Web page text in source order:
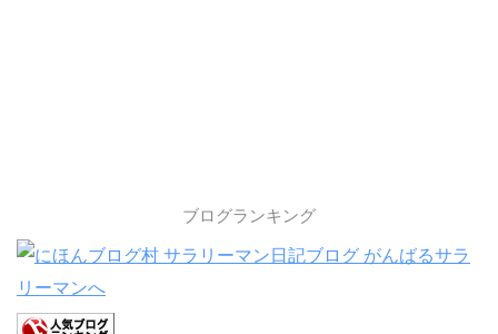
ブログランキング